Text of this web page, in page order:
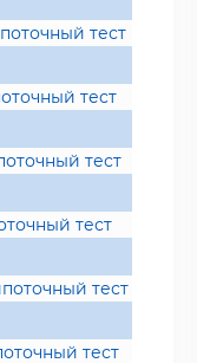
тест
тест
тест
тест
тест
тест